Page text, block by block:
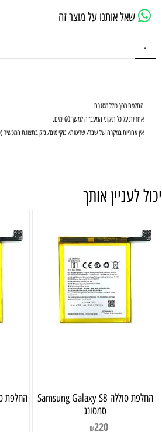
שאל אותנו על מוצר זה
.
החלפת מסך כולל מסגרת
אחריות על כל תיקוני המעבדה למשך 60 ימים.
אין אחריות במקרה של שבר/ שריטות/ נזקי מים/ נזק בתצוגת המכשיר (LCD)
יכול לעניין אותך
‏החלפת סוללה Samsung Galaxy S8
סמסונג
₪220